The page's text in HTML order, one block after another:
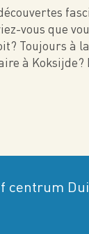
vous que
Toujours à
à Koksijde?
centrum